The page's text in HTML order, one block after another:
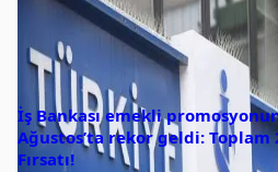
İş Bankası emekli
Ağustos’ta rekor geldi: Toplam
Fırsatı!